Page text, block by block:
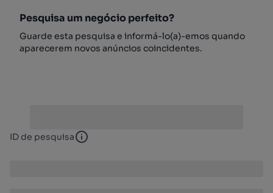
Pesquisa um negócio perfeito?
Guarde esta pesquisa e informá-lo(a)-emos quando
aparecerem novos anúncios coincidentes.
ID de pesquisa ID de pesquisa